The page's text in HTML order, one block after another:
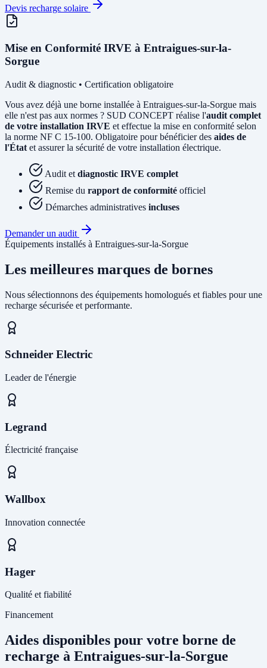
Devis recharge solaire
Mise en Conformité IRVE à Entraigues-sur-la-
Sorgue
Audit & diagnostic • Certification obligatoire
Vous avez déjà une borne installée à Entraigues-sur-la-Sorgue mais
elle n'est pas aux normes ? SUD CONCEPT réalise l'audit complet
de votre installation IRVE et effectue la mise en conformité selon
la norme NF C 15-100. Obligatoire pour bénéficier des aides de
l'État et assurer la sécurité de votre installation électrique.
Audit et diagnostic IRVE complet
Remise du rapport de conformité officiel
Démarches administratives incluses
Demander un audit
Équipements installés à Entraigues-sur-la-Sorgue
Les meilleures marques de bornes
Nous sélectionnons des équipements homologués et fiables pour une
recharge sécurisée et performante.
Schneider Electric
Leader de l'énergie
Legrand
Électricité française
Wallbox
Innovation connectée
Hager
Qualité et fiabilité
Financement
Aides disponibles pour votre borne de
recharge à Entraigues-sur-la-Sorgue